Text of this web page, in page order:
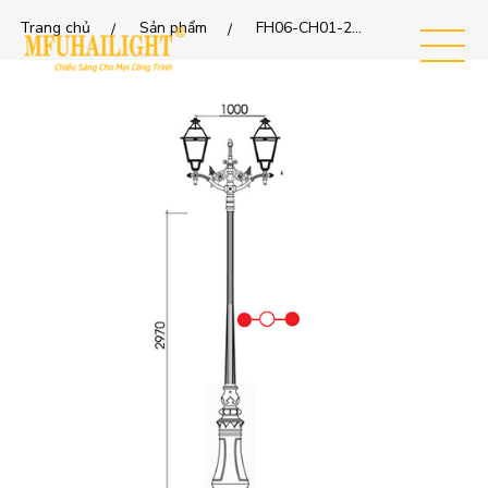
MEN
Trang chủ Sản phẩm FH06-CH01-2-LỒNG